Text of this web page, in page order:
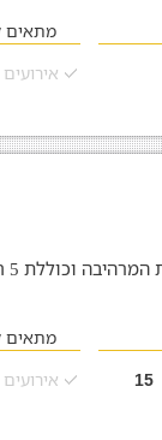
מתאים
אירועים
15
מתאים
אירועים